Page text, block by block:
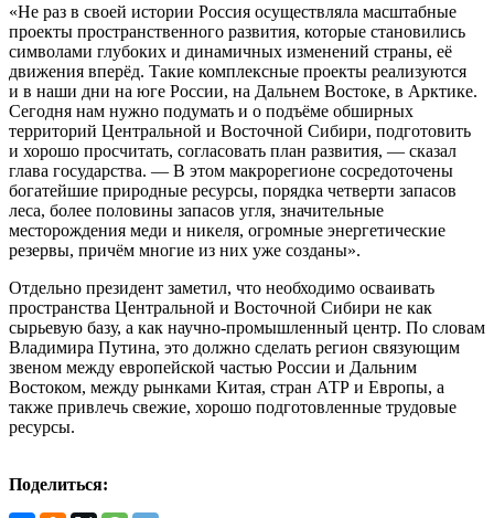
«Не раз в своей истории Россия осуществляла масштабные
проекты пространственного развития, которые становились
символами глубоких и динамичных изменений страны, её
движения вперёд. Такие комплексные проекты реализуются
и в наши дни на юге России, на Дальнем Востоке, в Арктике.
Сегодня нам нужно подумать и о подъёме обширных
территорий Центральной и Восточной Сибири, подготовить
и хорошо просчитать, согласовать план развития, — сказал
глава государства. — В этом макрорегионе сосредоточены
богатейшие природные ресурсы, порядка четверти запасов
леса, более половины запасов угля, значительные
месторождения меди и никеля, огромные энергетические
резервы, причём многие из них уже созданы».
Отдельно президент заметил, что необходимо осваивать
пространства Центральной и Восточной Сибири не как
сырьевую базу, а как научно‑промышленный центр. По словам
Владимира Путина, это должно сделать регион связующим
звеном между европейской частью России и Дальним
Востоком, между рынками Китая, стран АТР и Европы, а
также привлечь свежие, хорошо подготовленные трудовые
ресурсы.
Поделиться: